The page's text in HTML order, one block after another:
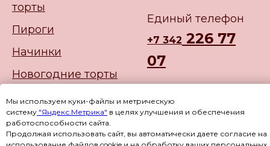
торты
Пироги
Начинки
Новогодние торты
Единый телефон
+7 342 226 77
07
Мы используем куки-файлы и метрическую
систему "Яндекс.Метрика" в целях улучшения и обеспечения
работоспособности сайта.
Продолжая использовать сайт, вы автоматически даете согласие на